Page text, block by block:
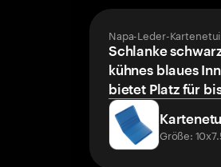
Napa-Leder-
Schlanke
kühnes blaues
bietet Platz für
Größe: